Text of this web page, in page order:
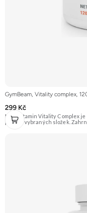
GymBeam, Vitality complex,
299 Kč
Multivitamin Vitality Complex
pečlivě vybraných složek.